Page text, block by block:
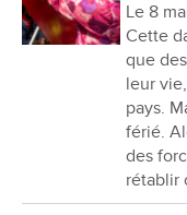
Le 8
Cette
que
leur
pays.
férié.
des
rétablir